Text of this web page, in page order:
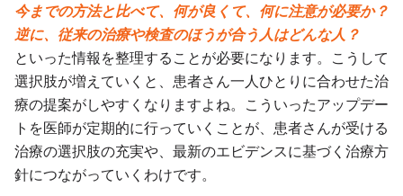
今までの方法と比べて、何が良くて、何に注意が必要か？
逆に、従来の治療や検査のほうが合う人はどんな人？
といった情報を整理することが必要になります。こうして
選択肢が増えていくと、患者さん一人ひとりに合わせた治
療の提案がしやすくなりますよね。こういったアップデー
トを医師が定期的に行っていくことが、患者さんが受ける
治療の選択肢の充実や、最新のエビデンスに基づく治療方
針につながっていくわけです。